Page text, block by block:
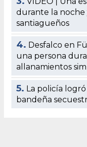
durante la noche
santiagueños
4. Desfalco en
una persona
allanamientos
5. La policía
bandeña